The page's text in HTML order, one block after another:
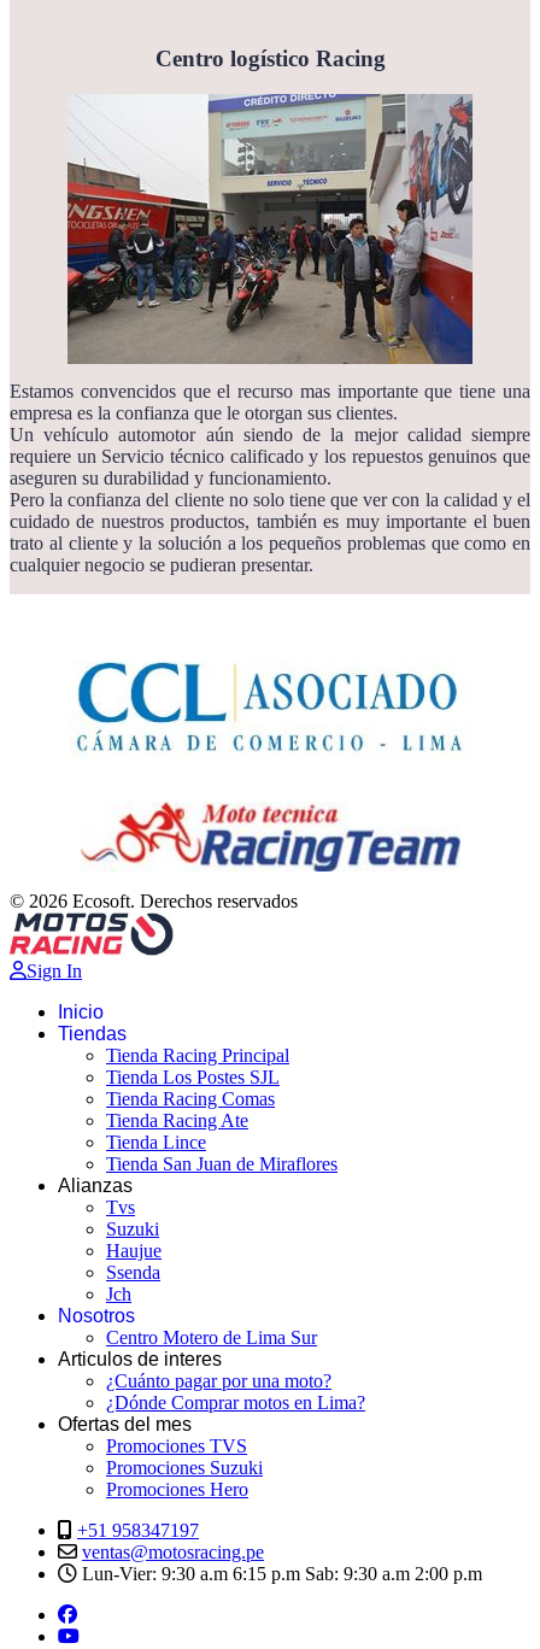
Centro logístico Racing
Estamos convencidos que el recurso mas importante que tiene una
empresa es la confianza que le otorgan sus clientes.
Un vehículo automotor aún siendo de la mejor calidad siempre
requiere un Servicio técnico calificado y los repuestos genuinos que
aseguren su durabilidad y funcionamiento.
Pero la confianza del cliente no solo tiene que ver con la calidad y el
cuidado de nuestros productos, también es muy importante el buen
trato al cliente y la solución a los pequeños problemas que como en
cualquier negocio se pudieran presentar.
© 2026 Ecosoft. Derechos reservados
Sign In
Inicio
Tiendas
Tienda Racing Principal
Tienda Los Postes SJL
Tienda Racing Comas
Tienda Racing Ate
Tienda Lince
Tienda San Juan de Miraflores
Alianzas
Tvs
Suzuki
Haujue
Ssenda
Jch
Nosotros
Centro Motero de Lima Sur
Articulos de interes
¿Cuánto pagar por una moto?
¿Dónde Comprar motos en Lima?
Ofertas del mes
Promociones TVS
Promociones Suzuki
Promociones Hero
+51 958347197
ventas@motosracing.pe
Lun-Vier: 9:30 a.m 6:15 p.m Sab: 9:30 a.m 2:00 p.m